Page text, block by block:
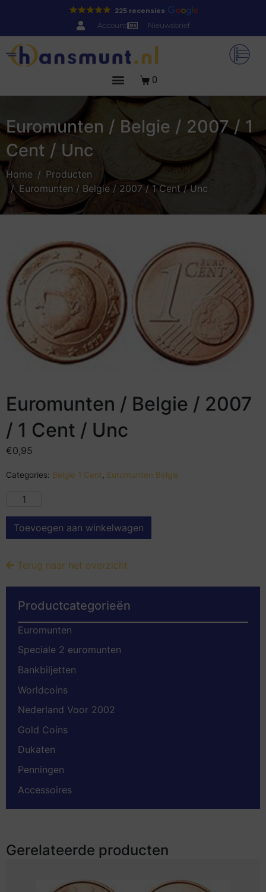
225 recensies
Account Nieuwsbrief
0
Euromunten / Belgie / 2007 / 1
Cent / Unc
Home
Producten
Euromunten / Belgie / 2007 / 1 Cent / Unc
Euromunten / Belgie / 2007
/ 1 Cent / Unc
€0,95
Categories: Belgie 1 Cent Euromunten Belgie
Toevoegen aan winkelwagen
Terug naar het overzicht
Productcategorieën
Euromunten
Speciale 2 euromunten
Bankbiljetten
Worldcoins
Nederland Voor 2002
Gold Coins
Dukaten
Penningen
Accessoires
Gerelateerde producten